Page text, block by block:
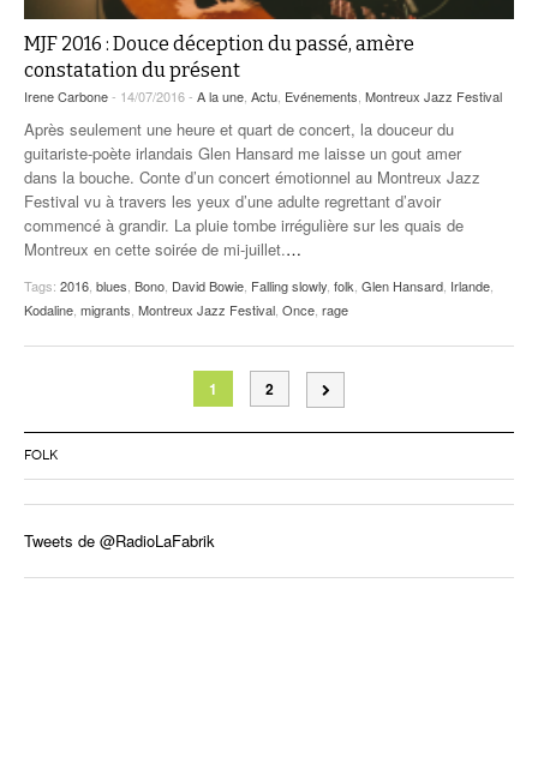
MJF 2016 : Douce déception du passé, amère
constatation du présent
Irene Carbone- 14/07/2016 - A la une Actu Evénements Montreux Jazz Festival
Après seulement une heure et quart de concert, la douceur du
guitariste-poète irlandais Glen Hansard me laisse un gout amer
dans la bouche. Conte d’un concert émotionnel au Montreux Jazz
Festival vu à travers les yeux d’une adulte regrettant d’avoir
commencé à grandir. La pluie tombe irrégulière sur les quais de
Montreux en cette soirée de mi-juillet.…
Tags: 2016 blues Bono David Bowie Falling slowly folk Glen Hansard Irlande
Kodaline migrants Montreux Jazz Festival Once rage
1 2
FOLK
Tweets de @RadioLaFabrik